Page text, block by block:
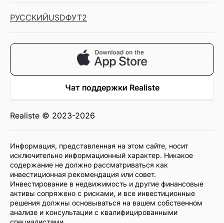
РУССКИЙUSDФУТ2
Чат поддержки Realiste
Realiste © 2023-2026
Информация, представленная на этом сайте, носит
исключительно информационный характер. Никакое
содержание не должно рассматриваться как
инвестиционная рекомендация или совет.
Инвестирование в недвижимость и другие финансовые
активы сопряжено с рисками, и все инвестиционные
решения должны основываться на вашем собственном
анализе и консультации с квалифицированными